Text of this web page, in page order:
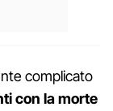
complicato
con la morte